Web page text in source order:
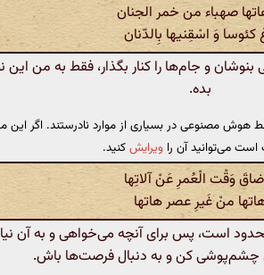
صهباء من خمر الجنان
کئوسا وَ اسْقِنیها بِالدّنان
و جام‌ها را کنار بگذار، فقط به من این
بده.
هوش مصنوعی در بسیاری از موارد نادرستند. اگر این
می‌توانید آن را ویرایشکنید.
ضاقَ وَقْت الْعُمرِ عَنْ آلاتِها
منْ غَیرِ عصر هاتها
است، پس برای آنچه می‌خواهی و به آن نیاز
چشم‌پوشی کن و به دنبال فرصت‌ها باش.